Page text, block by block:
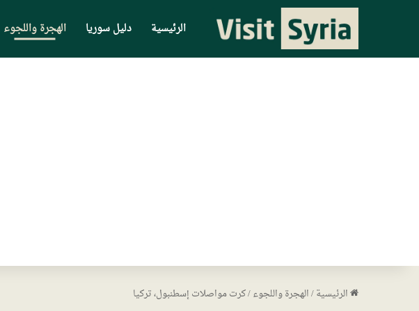
الرئيسية دليل سوريا الهجرة واللجوء
الرئيسية/الهجرة واللجوء/كرت مواصلات إسطنبول، تركيا